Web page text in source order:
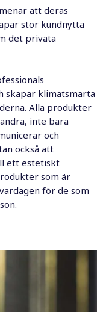
att deras
stor kundnytta
det privata
skapar klimatsmarta
Alla produkter
inte bara
och
också att
ett estetiskt
som är
för de som